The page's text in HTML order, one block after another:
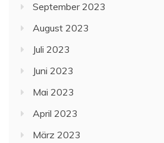
September 2023
August 2023
Juli 2023
Juni 2023
Mai 2023
April 2023
März 2023